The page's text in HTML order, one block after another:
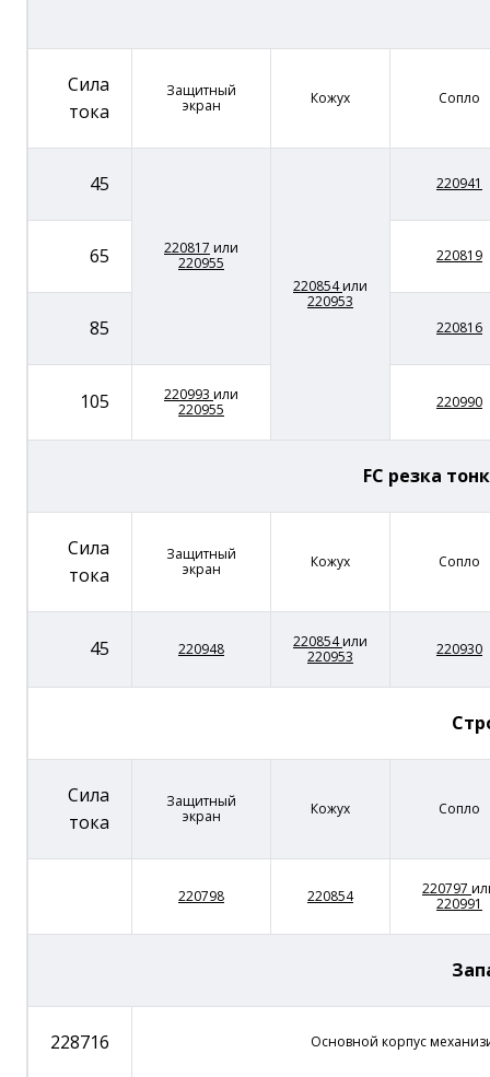
Сила
тока
Защитный
экран
Кожух Сопло
45
220817 или
220955
220854или
220953
220941
65 220819
85 220816
105 220993 или
220955
220990
FC резка
Сила
тока
Защитный
экран
Кожух Сопло
45 220948 220854или
220953
220930
Сила
тока
Защитный
экран
Кожух Сопло
220798 220854 220797
220991
228716 Основной корпус